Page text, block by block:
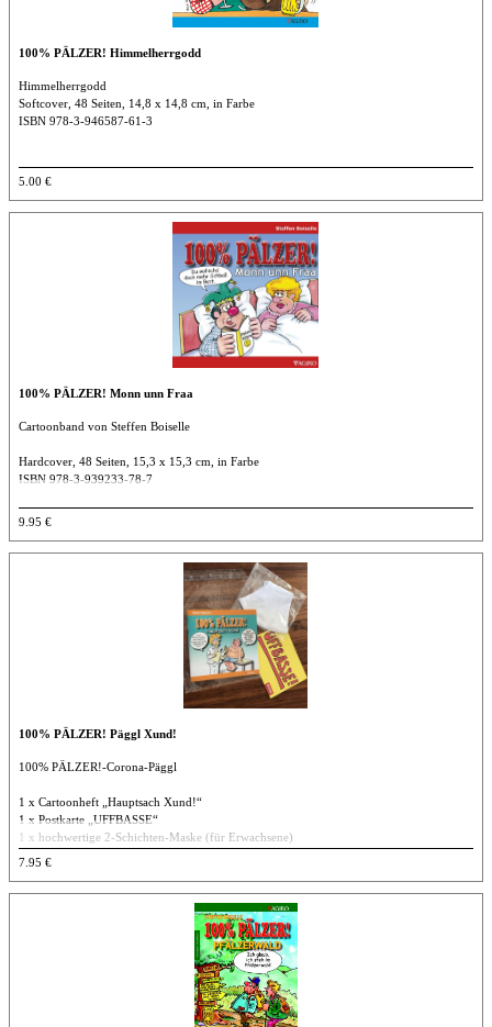
100% PÄLZER! Himmelherrgodd
Himmelherrgodd
Softcover, 48 Seiten, 14,8 x 14,8 cm, in Farbe
ISBN 978-3-946587-61-3
5.00 €
100% PÄLZER! Monn unn Fraa
Cartoonband von Steffen Boiselle
Hardcover, 48 Seiten, 15,3 x 15,3 cm, in Farbe
ISBN 978-3-939233-78-7
9.95 €
100% PÄLZER! Päggl Xund!
100% PÄLZER!-Corona-Päggl
1 x Cartoonheft „Hauptsach Xund!“
1 x Postkarte „UFFBASSE“
1 x hochwertige 2-Schichten-Maske (für Erwachsene)
7.95 €